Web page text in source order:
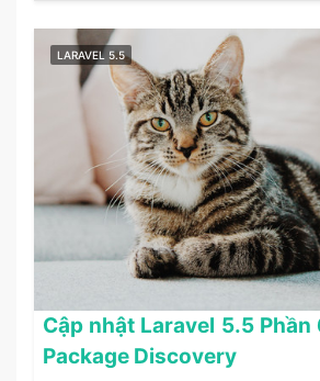
LARAVEL 5.5
Cập nhật Laravel 5.5
Package Discovery